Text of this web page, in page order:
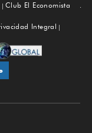
Subir
Club El Economista
Integral